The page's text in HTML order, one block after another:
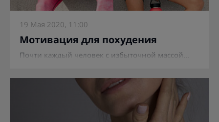
19 Мая 2020, 11:00
Мотивация для похудения
Почти каждый человек с избыточной массой...